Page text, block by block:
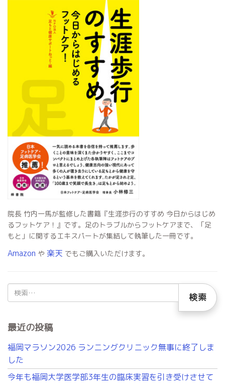
院長 竹内一馬が監修した書籍『生涯歩行のすすめ 今日からはじめ
るフットケア！』です。足のトラブルからフットケアまで、「足
もと」に関するエキスパートが集結して執筆した一冊です。
Amazon や 楽天 でもご購入いただけます。
索:
最近の投稿
福岡マラソン2026 ランニングクリニック無事に終了しま
した
今年も福岡大学医学部3年生の臨床実習を引き受けさせて